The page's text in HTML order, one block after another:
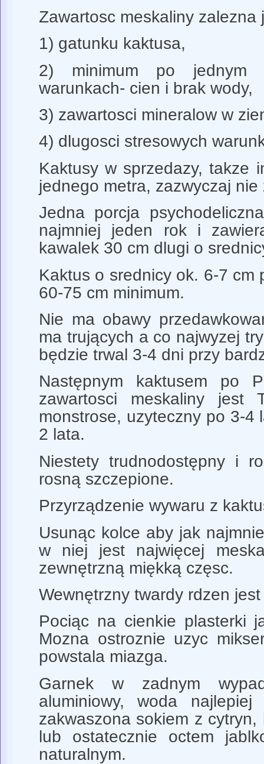
Zawartosc meskaliny zalezna
1) gatunku kaktusa,
2) minimum po jednym
warunkach- cien i brak wody,
3) zawartosci mineralow w
4) dlugosci stresowych
Kaktusy w sprzedazy, takze
jednego metra, zazwyczaj
Jedna porcja
najmniej jeden rok i
kawalek 30 cm dlugi o
Kaktus o srednicy ok. 6-7 cm
60-75 cm minimum.
Nie ma obawy
ma trujących a co najwyzej
będzie trwal 3-4 dni przy
Następnym kaktusem po
zawartosci meskaliny jest
monstrose, uzyteczny po 3-4
2 lata.
Niestety trudnodostępny i
rosną szczepione.
Przyrządzenie wywaru z
Usunąc kolce aby jak
w niej jest najwięcej
zewnętrzną miękką częsc.
Wewnętrzny twardy rdzen
Pociąc na cienkie plasterki
Mozna ostroznie uzyc
powstala miazga.
Garnek w zadnym
aluminiowy, woda najlepiej
zakwaszona sokiem z cytryn,
lub ostatecznie octem
naturalnym.